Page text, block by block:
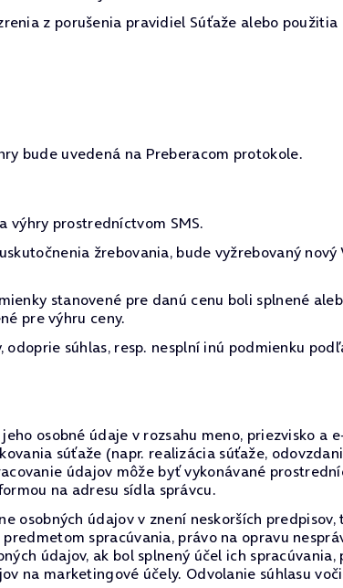
z porušenia pravidiel Súťaže alebo použitia
bude uvedená na Preberacom protokole.
výhry prostredníctvom SMS.
žrebovania, bude vyžrebovaný nový
stanovené pre danú cenu boli splnené
pre výhru ceny.
súhlas, resp. nesplní inú podmienku
osobné údaje v rozsahu meno, priezvisko a
súťaže (napr. realizácia súťaže,
údajov môže byť vykonávané
na adresu sídla správcu.
osobných údajov v znení neskorších
spracúvania, právo na opravu
údajov, ak bol splnený účel ich
na marketingové účely. Odvolanie súhlasu